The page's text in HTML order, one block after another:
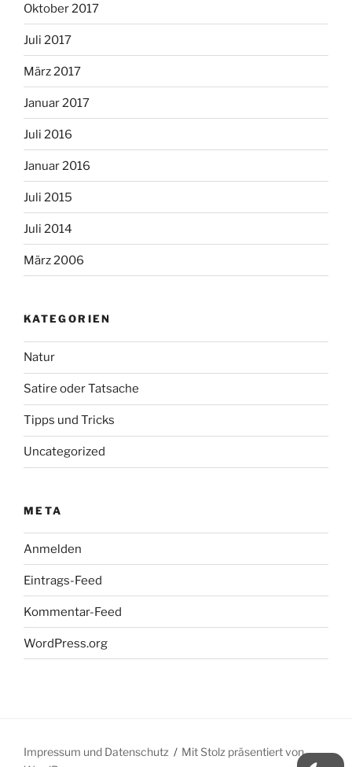
Oktober 2017
Juli 2017
März 2017
Januar 2017
Juli 2016
Januar 2016
Juli 2015
Juli 2014
März 2006
KATEGORIEN
Natur
Satire oder Tatsache
Tipps und Tricks
Uncategorized
META
Anmelden
Eintrags-Feed
Kommentar-Feed
WordPress.org
Impressum und Datenschutz
Mit Stolz präsentiert von